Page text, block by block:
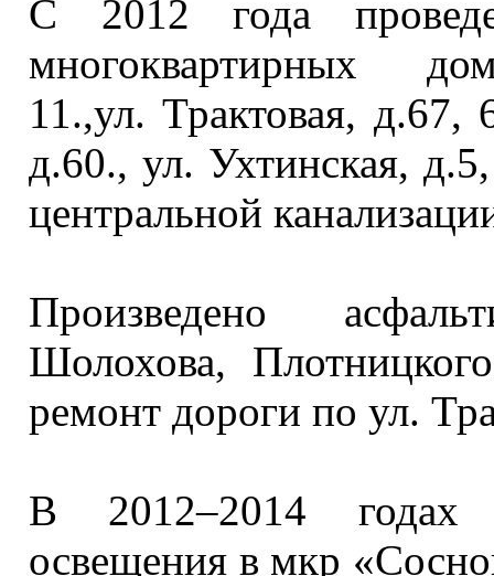
С 2012 года
многоквартирных
11.,ул. Трактовая, д.67,
д.60.,ул. Ухтинская,
центральной
Произведено
Шолохова,
ремонт дороги по ул.
В 2012–2014 годах
освещения в мкр